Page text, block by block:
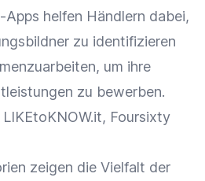
helfen Händlern dabei,
zu identifizieren
um ihre
zu bewerben.
Foursixty
zeigen die Vielfalt der